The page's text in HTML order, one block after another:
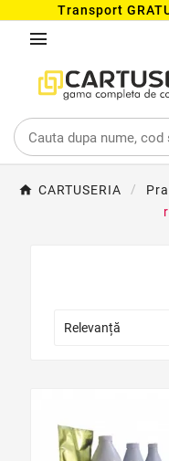
Transport
menu
CARTUSERIA
Relevanță